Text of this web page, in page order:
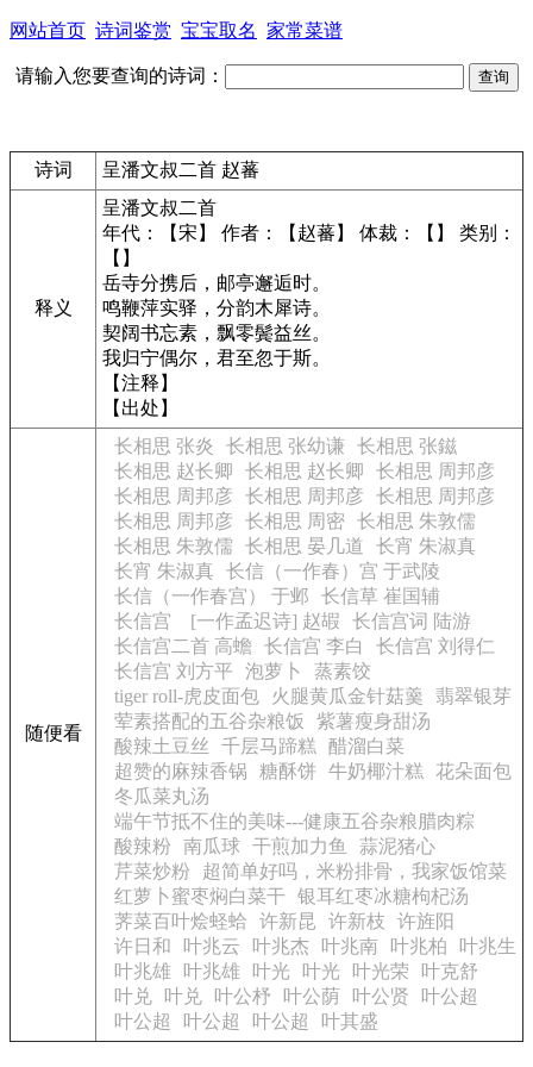
网站首页 诗词鉴赏 宝宝取名 家常菜谱
请输入您要查询的诗词：
诗词 呈潘文叔二首 赵蕃
释义
呈潘文叔二首
年代：【宋】 作者：【赵蕃】 体裁：【】 类别：
【】
岳寺分携后，邮亭邂逅时。
鸣鞭萍实驿，分韵木犀诗。
契阔书忘素，飘零鬓益丝。
我归宁偶尔，君至忽于斯。
【注释】
【出处】
随便看
长相思 张炎 长相思 张幼谦
长相思 张鎡
长相思 赵长卿
长相思 赵长卿
长相思 周邦彦
长相思 周邦彦
长相思 周邦彦
长相思 周邦彦
长相思 周邦彦
长相思 周密 长相思 朱敦儒
长相思 朱敦儒
长相思 晏几道
长宵 朱淑真
长宵 朱淑真 长信（一作春）宫 于武陵
长信（一作春宫） 于邺
长信草 崔国辅
长信宫 [一作孟迟诗] 赵嘏
长信宫词 陆游
长信宫二首 高蟾
长信宫 李白
长信宫 刘得仁
长信宫 刘方平
泡萝卜
蒸素饺
tiger roll-虎皮面包
火腿黄瓜金针菇羹
翡翠银芽
荤素搭配的五谷杂粮饭
紫薯瘦身甜汤
酸辣土豆丝
千层马蹄糕
醋溜白菜
超赞的麻辣香锅
糖酥饼 牛奶椰汁糕
花朵面包
冬瓜菜丸汤
端午节抵不住的美味---健康五谷杂粮腊肉粽
酸辣粉
南瓜球 干煎加力鱼
蒜泥猪心
芹菜炒粉
超简单好吗，米粉排骨，我家饭馆菜
红萝卜蜜枣焖白菜干 银耳红枣冰糖枸杞汤
荠菜百叶烩蛏蛤
许新昆 许新枝
许旌阳
许日和
叶兆云 叶兆杰 叶兆南 叶兆柏
叶兆生
叶兆雄
叶兆雄 叶光 叶光 叶光荣
叶克舒
叶兑
叶兑 叶公杼 叶公荫 叶公贤
叶公超
叶公超
叶公超 叶公超 叶其盛